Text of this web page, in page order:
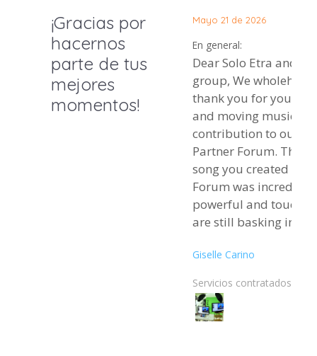
¡Gracias por
hacernos
parte de tus
mejores
momentos!
Mayo 21 de 2026
En general:
Dear Solo Etra and
group, We wholeheartedly
thank you for your
and moving musical
contribution to our
Partner Forum. The original
song you created for
Forum was incredibly
powerful and
are still basking in
strongly with
present. It brought
emotions into the
many participants
Giselle Carino
Servicios contratados: